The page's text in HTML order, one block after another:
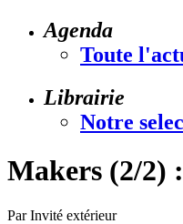
Agenda
Toute
Librairie
Notre
Makers (2/2)
Par Invité extérieur